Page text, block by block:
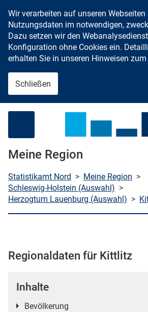
Zum
Wir verarbeiten auf unseren
Nutzungsdaten im notwendigen,
Dazu setzen wir den
Konfiguration ohne Cookies ein.
erhalten Sie in unseren Hinweisen zum
Schließen
Meine Region
Statistikamt Nord > Meine Region >
Schleswig-Holstein (Auswahl) >
Herzogtum Lauenburg (Auswahl) >
Regionaldaten für Kittlitz
Inhalte
Bevölkerung